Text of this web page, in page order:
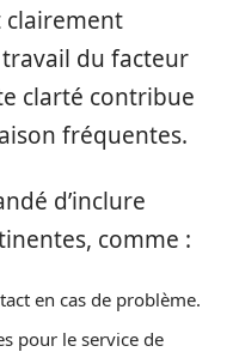
clairement
du facteur
clarté contribue
fréquentes.
d’inclure
comme :
en cas de problème.
pour le service de